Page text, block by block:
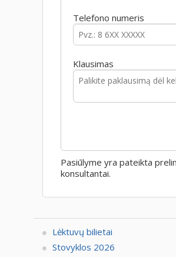
Telefono numeris
Klausimas
Pasiūlyme yra pateikta
konsultantai.
Lėktuvų bilietai
Stovyklos 2026